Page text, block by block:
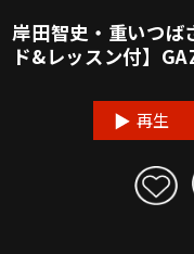
岸田智史・重いつば
ド&レッスン付】
再生